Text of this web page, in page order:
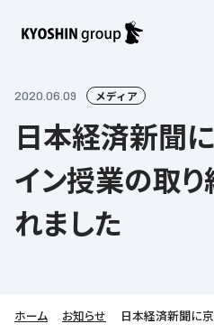
会社案内
会社案内
企業理念
事業一覧
学習塾
学習塾について
京進グループについて
お客さま満足度向上の取り組み
株主・投資家向け情報
採用情報
2020.06.09 メディア
日本経済新聞
イン授業の取
れました
ホーム お知らせ 日本経済新聞に